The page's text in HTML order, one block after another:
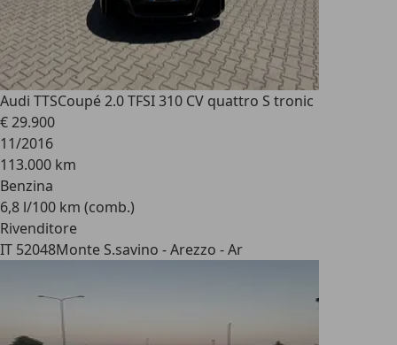
Audi TTSCoupé 2.0 TFSI 310 CV quattro S tronic
€ 29.900
11/2016
113.000 km
Benzina
6,8 l/100 km (comb.)
Rivenditore
IT 52048Monte S.savino - Arezzo - Ar